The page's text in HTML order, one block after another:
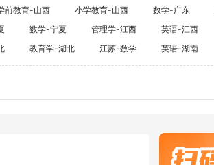
日语
韩语
法语
在职考研
博士申请
前教育-山西 小学教育-山西 数学-广东
数学-宁夏 管理学-江西 英语-江西
教育学-湖北 江苏-数学 英语-湖南